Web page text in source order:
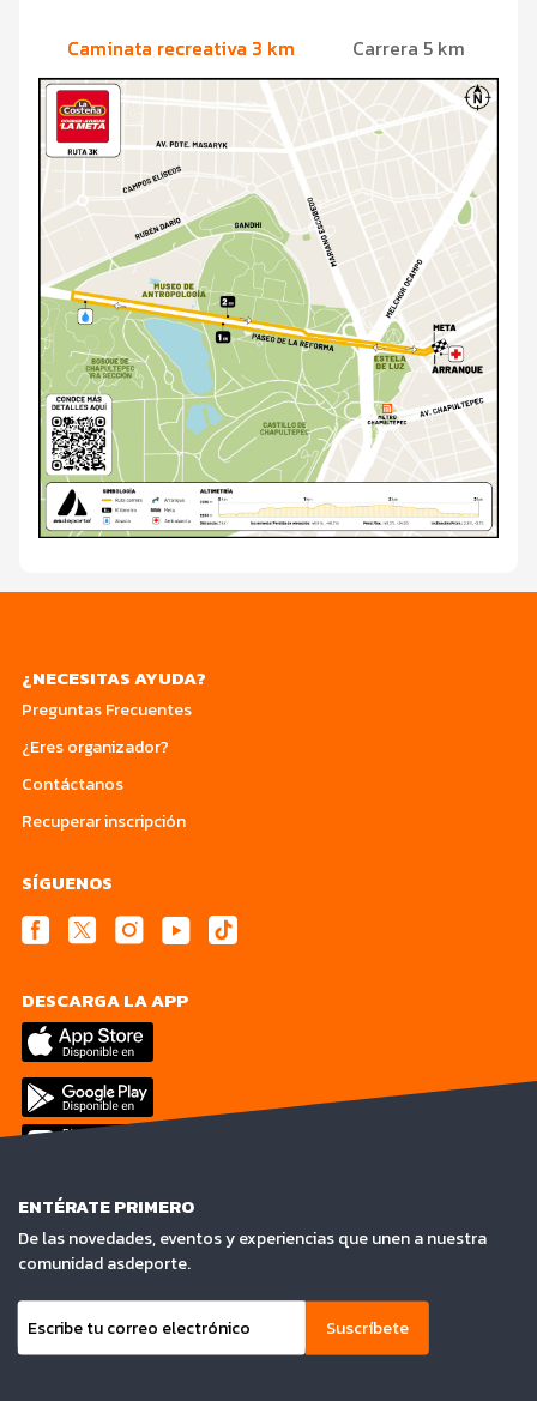
Caminata recreativa 3 km Carrera 5 km
¿NECESITAS AYUDA?
Preguntas Frecuentes
¿Eres organizador?
Contáctanos
Recuperar inscripción
SÍGUENOS
DESCARGA LA APP
ENTÉRATE PRIMERO
De las novedades, eventos y experiencias que unen a nuestra
comunidad asdeporte.
Suscríbete